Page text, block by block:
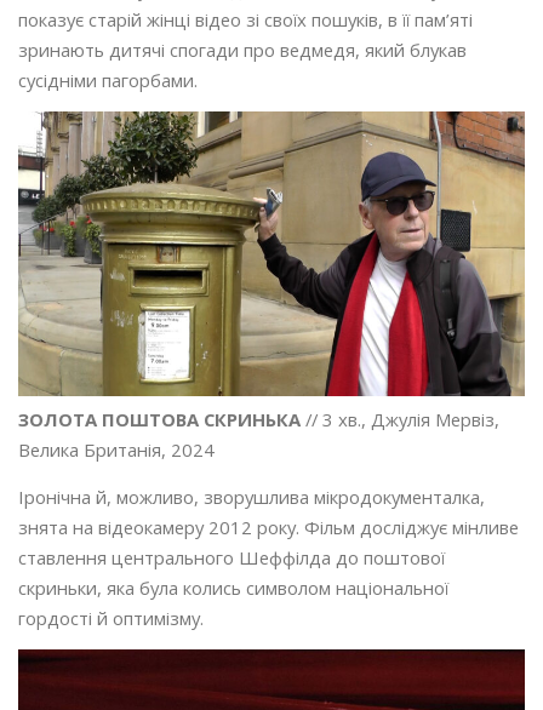
показує старій жінці відео зі своїх пошуків, в її пам’яті
зринають дитячі спогади про ведмедя, який блукав
сусідніми пагорбами.
ЗОЛОТА ПОШТОВА СКРИНЬКА // 3 хв., Джулія Мервіз,
Велика Британія, 2024
Іронічна й, можливо, зворушлива мікродокументалка,
знята на відеокамеру 2012 року. Фільм досліджує мінливе
ставлення центрального Шеффілда до поштової
скриньки, яка була колись символом національної
гордості й оптимізму.